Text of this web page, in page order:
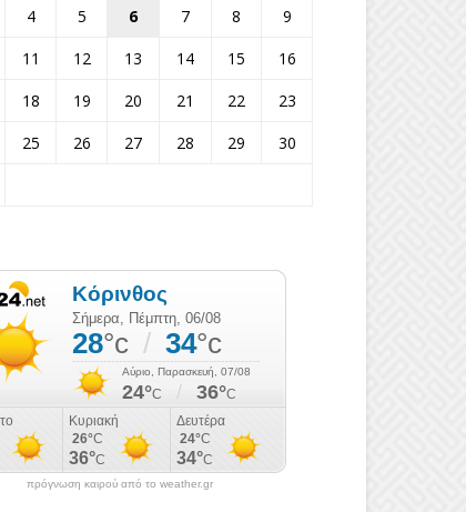
4 5 6 7 8
9
11 12 13 14 15
16
18 19 20 21 22
23
25 26 27 28 29
30
πρόγνωση καιρού από το weather.gr